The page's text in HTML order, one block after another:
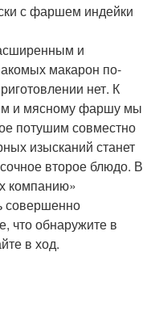
с фаршем индейки
и
макарон по-
нет. К
и мясному фаршу мы
потушим совместно
изысканий станет
второе блюдо. В
компанию»
совершенно
что обнаружите в
в ход.